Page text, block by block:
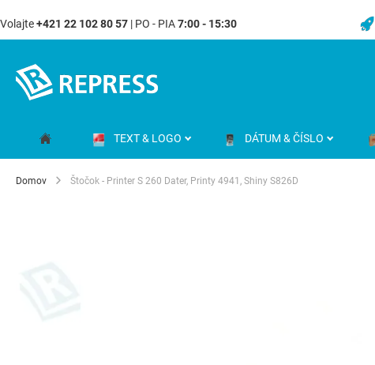
Volajte+421 22 102 80 57 | PO - PIA7:00 - 15:30
Content
TEXT & LOGO DÁTUM & ČÍSLO
Domov Štočok - Printer S 260 Dater, Printy 4941, Shiny S826D